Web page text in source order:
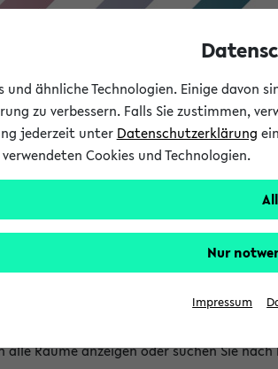
Studium
verwaltete
alle Räume anzeigen oder suchen Sie
und ähnliche Technologien. Einige
zu verbessern. Falls Sie zustimmen,
jederzeit unter Datenschutzerklärung
Cookies und Technologien.
Nur
Impressum